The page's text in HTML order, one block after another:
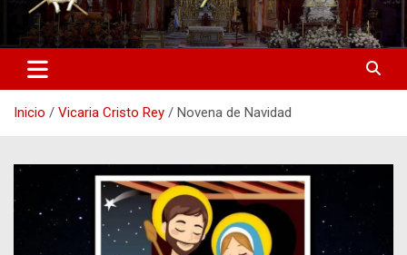
Inicio Vicaria Cristo Rey Novena de Navidad